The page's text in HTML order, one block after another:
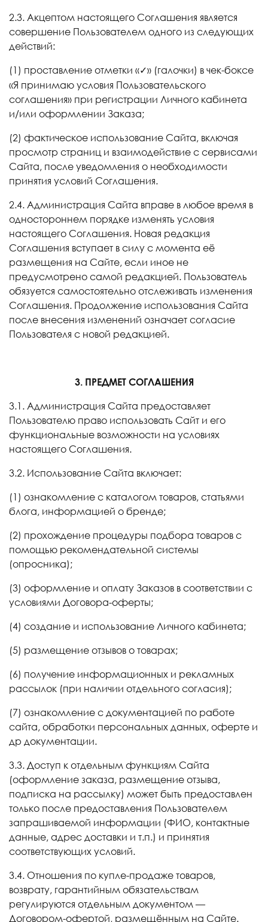
2.3. Акцептом настоящего Соглашения является
совершение Пользователем одного из следующих
действий:
(1) проставление отметки «✓» (галочки) в чек-боксе
«Я принимаю условия Пользовательского
соглашения» при регистрации Личного кабинета
и/или оформлении Заказа;
(2) фактическое использование Сайта, включая
просмотр страниц и взаимодействие с сервисами
Сайта, после уведомления о необходимости
принятия условий Соглашения.
2.4. Администрация Сайта вправе в любое время в
одностороннем порядке изменять условия
настоящего Соглашения. Новая редакция
Соглашения вступает в силу с момента её
размещения на Сайте, если иное не
предусмотрено самой редакцией. Пользователь
обязуется самостоятельно отслеживать изменения
Соглашения. Продолжение использования Сайта
после внесения изменений означает согласие
Пользователя с новой редакцией.
3. ПРЕДМЕТ СОГЛАШЕНИЯ
3.1. Администрация Сайта предоставляет
Пользователю право использовать Сайт и его
функциональные возможности на условиях
настоящего Соглашения.
3.2. Использование Сайта включает:
(1) ознакомление с каталогом товаров, статьями
блога, информацией о бренде;
(2) прохождение процедуры подбора товаров с
помощью рекомендательной системы
(опросника);
(3) оформление и оплату Заказов в соответствии с
условиями Договора-оферты;
(4) создание и использование Личного кабинета;
(5) размещение отзывов о товарах;
(6) получение информационных и рекламных
рассылок (при наличии отдельного согласия);
(7) ознакомление с документацией по работе
сайта, обработки персональных данных, оферте и
др документации.
3.3. Доступ к отдельным функциям Сайта
(оформление заказа, размещение отзыва,
подписка на рассылку) может быть предоставлен
только после предоставления Пользователем
запрашиваемой информации (ФИО, контактные
данные, адрес доставки и т.п.) и принятия
соответствующих условий.
3.4. Отношения по купле-продаже товаров,
возврату, гарантийным обязательствам
регулируются отдельным документом —
Договором-офертой, размещённым на Сайте.